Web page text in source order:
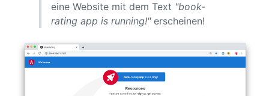
eine Website mit dem Text "book-
rating app is running!"erscheinen!